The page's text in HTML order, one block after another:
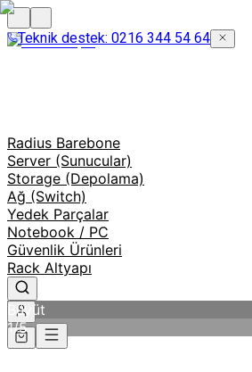
Teknik destek: 0216 344 54 64
Radius Barebone
Server (Sunucular)
Storage (Depolama)
Ağ (Switch)
Yedek Parçalar
Notebook / PC
Güvenlik Ürünleri
Rack Altyapı
Büyüt
1/5